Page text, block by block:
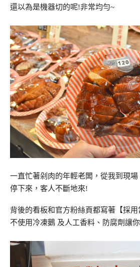
還以為是機器切的呢!非常均勻~
一直忙著剁肉的年輕老闆，從我到現
停下來，客人不斷地來!
背後的看板和官方粉絲頁都寫著【採
不使用冷凍鵝 及人工香料、防腐劑讓你